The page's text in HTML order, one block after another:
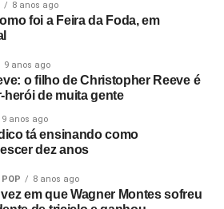
do Electric Circus. Estava muito
péssima. Acabou ficando de
e disse: “Estou empresariando
Warsaw e me perguntou se eu
Factory”.
Club e eles foram
me arrepiaram. Quis fazer algo
Fui falar com o dono da loja
a ele sobre o clube Bowden Vale
tinha visto inúmeras bandas em
8 anos ago
foi a Feira da Foda, em
9 anos ago
o filho de Christopher Reeve é
herói de muita gente
9 anos ago
tá ensinando como
dez anos
8 anos ago
em que Wagner Montes sofreu